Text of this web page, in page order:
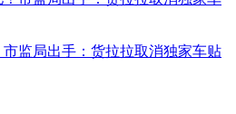
监局出手：货拉拉取消独家车贴